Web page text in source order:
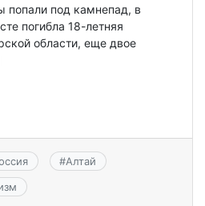
попали под камнепад, в
погибла 18-летняя
области, еще двое
#Алтай